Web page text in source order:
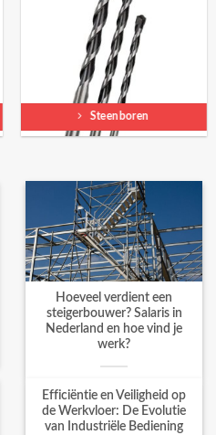
Steenboren
Hoeveel verdient een
steigerbouwer? Salaris in
Nederland en hoe vind je
werk?
Efficiëntie en Veiligheid op
de Werkvloer: De Evolutie
van Industriële Bediening